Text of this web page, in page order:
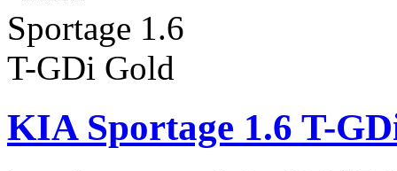
KIA Sportage 1.6 T-